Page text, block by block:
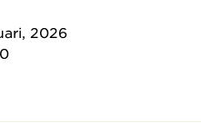
2026